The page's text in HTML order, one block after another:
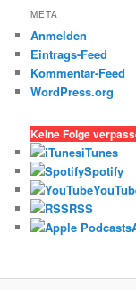
META
Anmelden
Eintrags-Feed
Kommentar-Feed
WordPress.org
Keine Folge
iTunes
Spotify
RSS